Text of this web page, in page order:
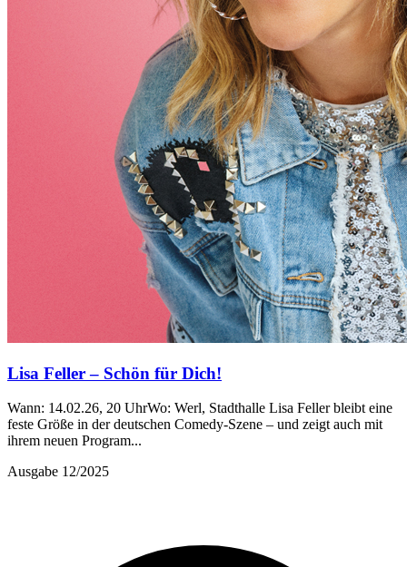
Lisa Feller – Schön für Dich!
Wann: 14.02.26, 20 UhrWo: Werl, Stadthalle Lisa Feller bleibt eine
feste Größe in der deutschen Comedy-Szene – und zeigt auch mit
ihrem neuen Program...
Ausgabe 12/2025